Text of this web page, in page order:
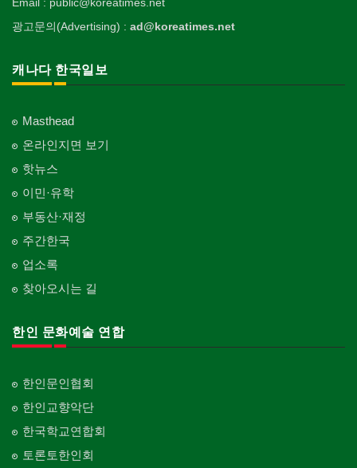
광고문의(Advertising) : ad@koreatimes.net
캐나다 한국일보
Masthead
온라인지면 보기
핫뉴스
이민·유학
부동산·재정
주간한국
업소록
찾아오시는 길
한인 문화예술 연합
한인문인협회
한인교향악단
한국학교연합회
토론토한인회